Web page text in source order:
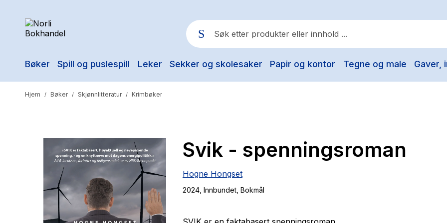
Bøker Spill og puslespill Leker Sekker og skolesaker Papir og kontor Tegne og male Gaver,
Populære søk
Elizabeth Strout
The Housemaid
Hjem / Bøker / Skjønnlitteratur / Krimbøker
Svik - spenningsroman
Hogne Hongset
2024 , Innbundet , Bokmål